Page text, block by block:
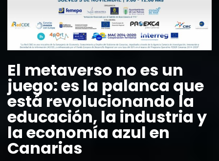
El metaverso no es un
juego: es la palanca que
está revolucionando la
educación, la industria y
la economía azul en
Canarias